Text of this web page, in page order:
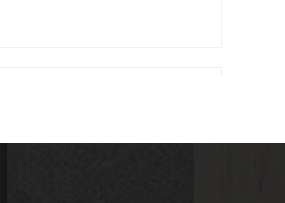
Handle-controlled